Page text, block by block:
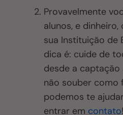
Provavelmente
alunos, e
sua Instituição de
dica é: cuide de
desde a captação
não souber como
podemos te
entrar em contato!